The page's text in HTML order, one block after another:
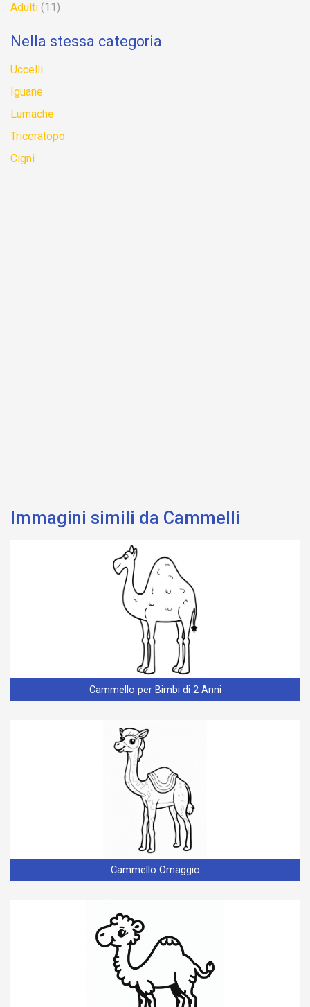
Adulti (11)
Nella stessa categoria
Uccelli
Iguane
Lumache
Triceratopo
Cigni
Immagini simili da Cammelli
Cammello per Bimbi di 2 Anni
Cammello Omaggio